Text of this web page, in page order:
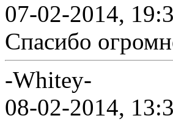
07-02-2014,
Спасибо
-Whitey-
08-02-2014,